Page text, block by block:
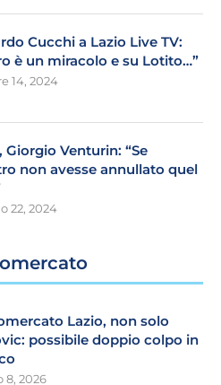
Cucchi a Lazio Live TV:
è un miracolo e su Lotito…”
14, 2024
Giorgio Venturin: “Se
non avesse annullato quel
22, 2024
Lazio, non solo
possibile doppio colpo in
8, 2026